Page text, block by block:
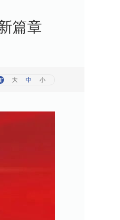
篇章
大 中 小